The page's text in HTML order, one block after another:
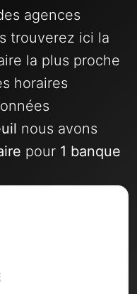
agences
trouverez ici la
la plus proche
horaires
nous avons
pour 1 banque